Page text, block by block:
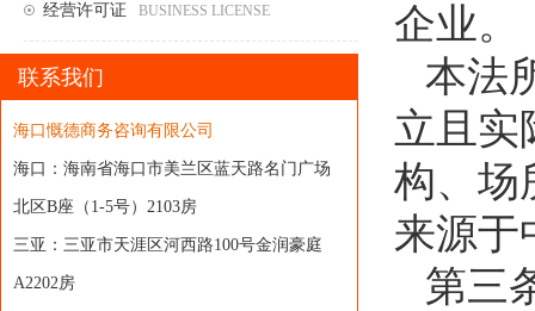
经营许可证 BUSINESS LICENSE
联系我们
海口慨德商务咨询有限公司
海口：海南省海口市美兰区蓝天路名门广场
北区B座（1-5号）2103房
三亚：三亚市天涯区河西路100号金润豪庭
A2202房
企业。
本法
立且实
构、场
来源于
第三